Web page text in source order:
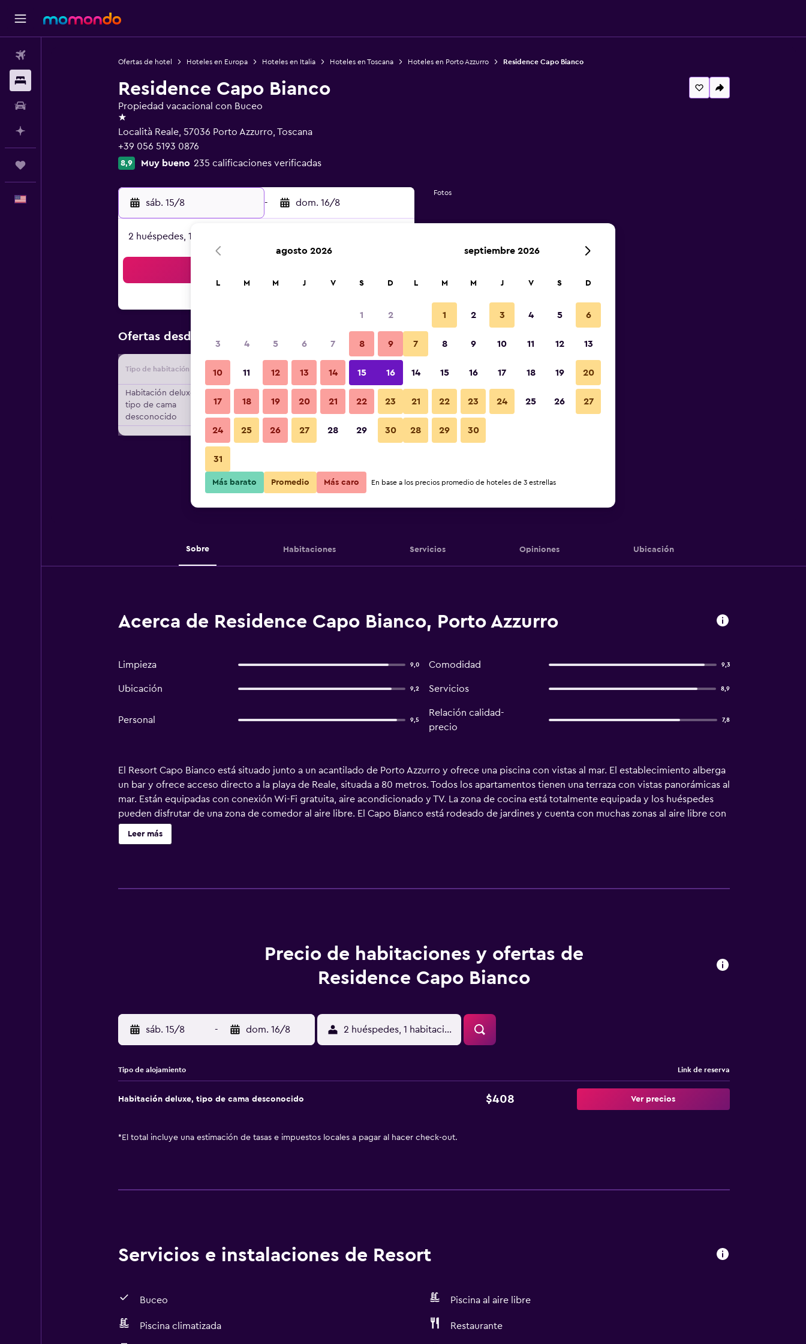
Ofertas de hotel Hoteles en Europa Hoteles en Italia Hoteles en Toscana Hoteles en Porto Azzurro Residence Capo Bianco
Residence Capo Bianco
Propiedad vacacional con Buceo
1 estrella
Località Reale, 57036 Porto Azzurro, Toscana
+39 056 5193 0876
8,9 Muy bueno 235 calificaciones verificadas
sáb. 15/8 - dom. 16/8
2 huéspedes, 1 habitación
Ofertas desde Oferta más barata de precio por noche
Tipo de habitación Proveedor Total noche
Habitación deluxe,
tipo de cama
desconocido
$408 Ver oferta
Fotos
Sobre Habitaciones Servicios Opiniones Ubicación
Acerca de Residence Capo Bianco, Porto Azzurro
Limpieza 9,0 Comodidad 9,3
Ubicación 9,2 Servicios 8,9
Personal 9,5
Relación calidad-
precio
7,8
El Resort Capo Bianco está situado junto a un acantilado de Porto Azzurro y ofrece una piscina con vistas al mar. El establecimiento alberga
un bar y ofrece acceso directo a la playa de Reale, situada a 80 metros. Todos los apartamentos tienen una terraza con vistas panorámicas al
mar. Están equipadas con conexión Wi-Fi gratuita, aire acondicionado y TV. La zona de cocina está totalmente equipada y los huéspedes
pueden disfrutar de una zona de comedor al aire libre. El Capo Bianco está rodeado de jardines y cuenta con muchas zonas al aire libre con
muebles para relajarse y admirar el paisaje. Capoliveri se encuentra a 5,5 km del complejo, mientras que Marina di Campo está a 30 minutos
en coche. Nuevo a restaurante a la carta junto a la piscina con posibilidad de media pensión. Buongiorno, prego correggere l'ultima frase: -
Leer más
Precio de habitaciones y ofertas de
Residence Capo Bianco
sáb. 15/8 - dom. 16/8 2 huéspedes, 1 habitación
Tipo de alojamiento Link de reserva
Habitación deluxe, tipo de cama desconocido $408 Ver precios
* El total incluye una estimación de tasas e impuestos locales a pagar al hacer check-out.
Servicios e instalaciones de Resort
Buceo Piscina al aire libre
Piscina climatizada Restaurante
agosto 2026
L M M J V S D
1 2
3 4 5 6 7 8 9
10 11 12 13 14 15 16
17 18 19 20 21 22 23
24 25 26 27 28 29 30
31
septiembre 2026
L M M J V S D
1 2 3 4 5 6
7 8 9 10 11 12 13
14 15 16 17 18 19 20
21 22 23 24 25 26 27
28 29 30
Más barato Promedio Más caro En base a los precios promedio de hoteles de 3 estrellas